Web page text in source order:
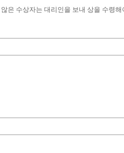
은 수상자는 대리인을 보내 상을 수령